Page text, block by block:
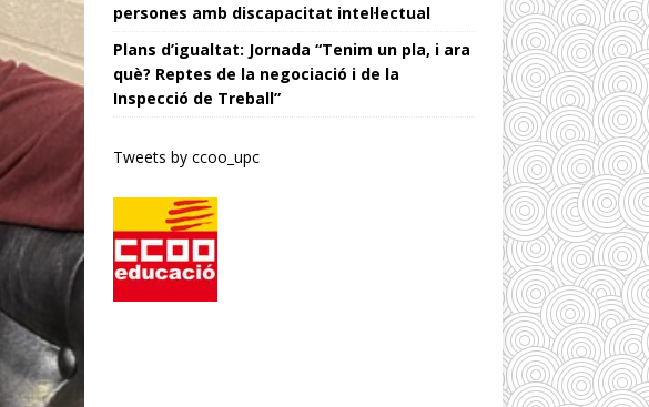
persones amb discapacitat intel·lectual
Plans d’igualtat: Jornada “Tenim un pla, i ara
què? Reptes de la negociació i de la
Inspecció de Treball”
Tweets by ccoo_upc